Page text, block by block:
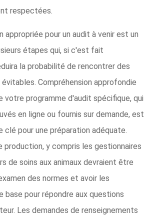
respectées.
appropriée pour un audit à venir est un
étapes qui, si c'est fait
la probabilité de rencontrer des
Compréhension approfondie
votre programme d'audit spécifique, qui
en ligne ou fournis sur demande, est
clé pour une préparation adéquate.
production, y compris les gestionnaires
de soins aux animaux devraient être
des normes et avoir les
base pour répondre aux questions
Les demandes de renseignements